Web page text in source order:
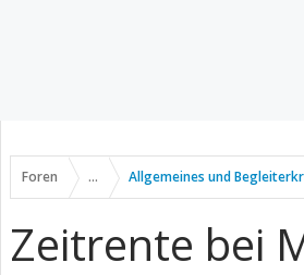
Foren ... Allgemeines und
Zeitrente bei